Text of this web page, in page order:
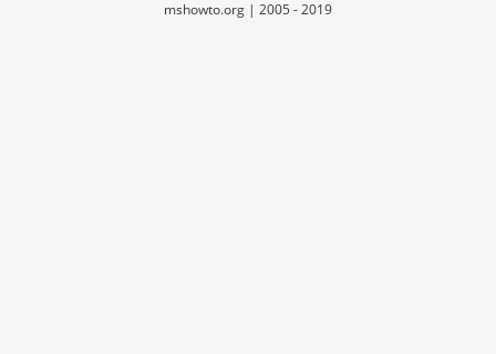
mshowto.org | 2005 - 2019